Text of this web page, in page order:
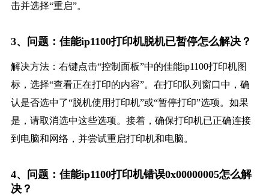
击并选择“重启”。
3、问题：佳能ip1100打印机脱机已暂停怎么解决？
解决方法：右键点击“控制面板”中的佳能ip1100打印机图
标，选择“查看正在打印的内容”。在打印队列窗口中，确
认是否选中了“脱机使用打印机”或“暂停打印”选项。如果
是，请取消选中这些选项。接着，确保打印机已正确连接
到电脑和网络，并尝试重启打印机和电脑。
4、问题：佳能ip1100打印机错误0x00000005怎么解
决？